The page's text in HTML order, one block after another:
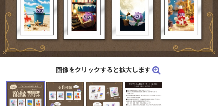
画像をクリックすると拡大します
画像をクリックすると拡大します